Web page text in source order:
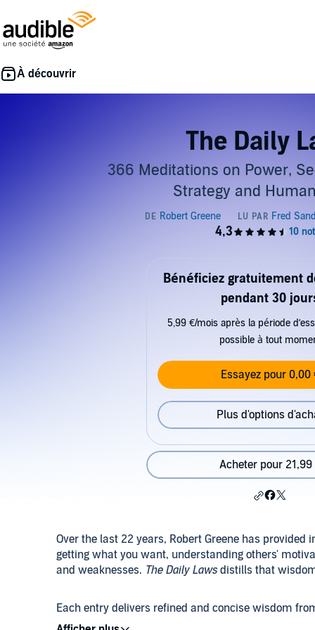
The Daily
366 Meditations on Power,
Strategy and
Bénéficiez gratuitement
pendant 30
5,99 €/mois après la période
possible à tout
Essayez pour 0,00
Plus d'options
Acheter pour 21,99
Over the last 22 years, Robert Greene has
getting what you want, understanding others'
and weaknesses. The Daily Lawsdistills that
Each entry delivers refined and concise wisdom
only take a few minutes to hear, as well as a